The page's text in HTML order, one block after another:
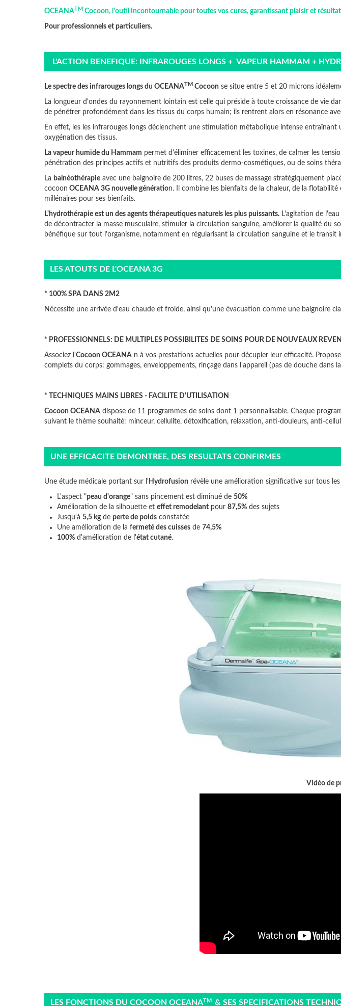
OCEANA TM Cocoon, l'outil incontournable pour toutes vos cures, garantissant plaisir et
Pour professionnels et particuliers.
L'ACTION BENEFIQUE: INFRAROUGES LONGS + VAPEUR HAMMAM +
Le spectre des infrarouges longs du OCEANA TM Cocoon se situe entre 5 et 20 microns
La longueur d'ondes du rayonnement lointain est celle qui préside à toute croissance de vie
de pénétrer profondément dans les tissus du corps humain; ils rentrent alors en résonance
En effet, les les infrarouges longs déclenchent une stimulation métabolique intense
oxygénation des tissus.
La vapeur humide du Hammam permet d'éliminer efficacement les toxines, de calmer les
pénétration des principes actifs et nutritifs des produits dermo-cosmétiques, ou de soins
La balnéothérapie avec une baignoire de 200 litres, 22 buses de massage stratégiquement
cocoon OCEANA 3G nouvelle génération. Il combine les bienfaits de la chaleur, de la
millénaires pour ses bienfaits.
L'hydrothérapie est un des agents thérapeutiques naturels les plus puissants. L'agitation de
de décontracter la masse musculaire, stimuler la circulation sanguine, améliorer la qualité du
bénéfique sur tout l'organisme, notamment en régularisant la circulation sanguine et le transit
LES ATOUTS DE L'OCEANA 3G
* 100% SPA DANS 2M2
Nécessite une arrivée d'eau chaude et froide, ainsi qu'une évacuation comme une baignoire
* PROFESSIONNELS: DE MULTIPLES POSSIBILITES DE SOINS POUR DE NOUVEAUX
Associez l'Cocoon OCEANA n à vos prestations actuelles pour décupler leur efficacité.
complets du corps: gommages, enveloppements, rinçage dans l'appareil (pas de douche dans
* TECHNIQUES MAINS LIBRES - FACILITE D'UTILISATION
Cocoon OCEANA dispose de 11 programmes de soins dont 1 personnalisable. Chaque
suivant le thème souhaité: minceur, cellulite, détoxification, relaxation, anti-douleurs, anti-
UNE EFFICACITE DEMONTREE, DES RESULTATS CONFIRMES
Une étude médicale portant sur l' Hydrofusion révèle une amélioration significative sur tous
L'aspect "peau d'orange" sans pincement est diminué de 50%
Amélioration de la silhouette et effet remodelant pour 87,5% des sujets
Jusqu'à 5,5 kgde perte de poids constatée
Une amélioration de la fermeté des cuisses de 74,5%
100% d'amélioration de l'état cutané.
Vidéo de
LES FONCTIONS DU COCOON OCEANA TM & SES SPECIFICATIONS